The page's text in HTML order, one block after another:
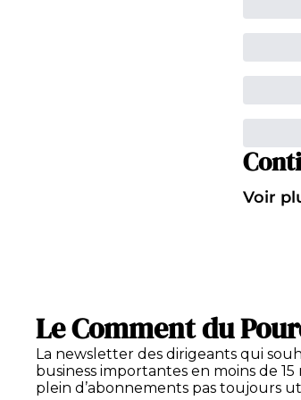
Voir
Le Comment du
La newsletter des dirigeants qui
business importantes en moins de
plein d’abonnements pas toujours